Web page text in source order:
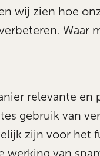
wij zien hoe
Waar
relevante
gebruik van
zijn voor het
van